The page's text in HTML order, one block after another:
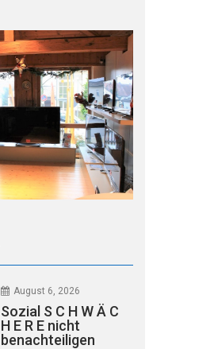
August 6, 2026
Sozial S C H W Ä C
H E R E nicht
benachteiligen